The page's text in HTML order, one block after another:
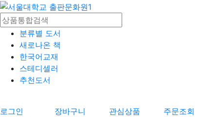
분류별 도서
새로나온 책
한국어교재
스테디셀러
추천도서
로그인 장바구니 관심상품
주문조회